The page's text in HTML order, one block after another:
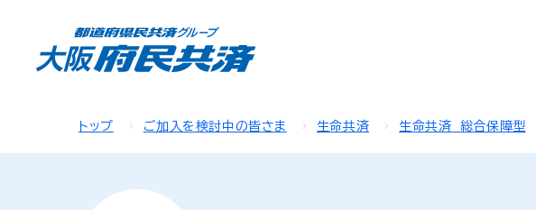
トップ ご加入を検討中の皆さま 生命共済 生命共済 総合保障型